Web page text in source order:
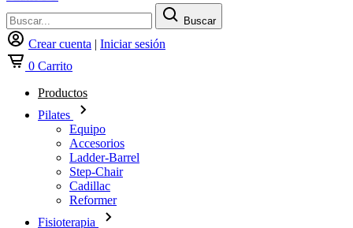
Buscar
Crear cuenta | Iniciar sesión
0 Carrito
Productos
Pilates
Equipo
Accesorios
Ladder-Barrel
Step-Chair
Cadillac
Reformer
Fisioterapia